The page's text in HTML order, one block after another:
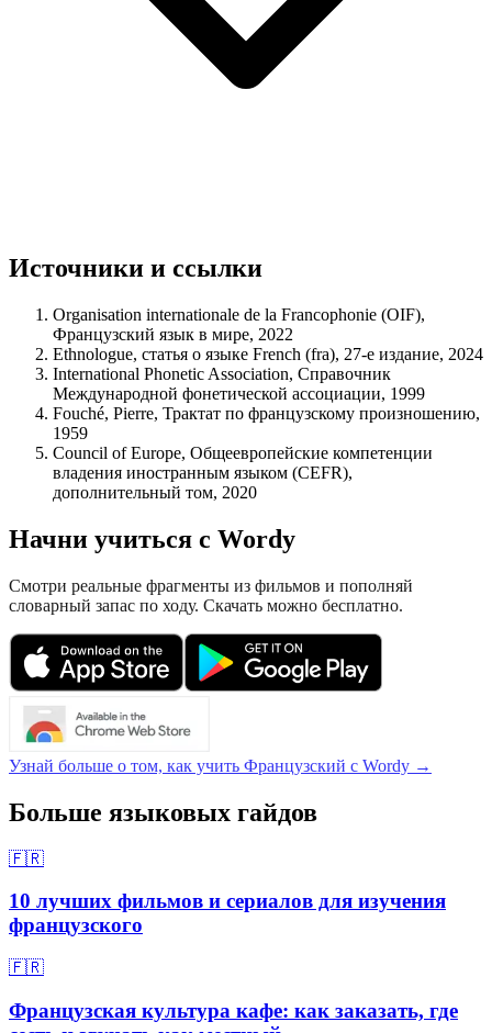
Источники и ссылки
Organisation internationale de la Francophonie (OIF),
Французский язык в мире, 2022
Ethnologue, статья о языке French (fra), 27-е издание, 2024
International Phonetic Association, Справочник
Международной фонетической ассоциации, 1999
Fouché, Pierre, Трактат по французскому произношению,
1959
Council of Europe, Общеевропейские компетенции
владения иностранным языком (CEFR),
дополнительный том, 2020
Начни учиться с Wordy
Смотри реальные фрагменты из фильмов и пополняй
словарный запас по ходу. Скачать можно бесплатно.
Узнай больше о том, как учить Французский с Wordy →
Больше языковых гайдов
🇫🇷
10 лучших фильмов и сериалов для изучения
французского
🇫🇷
Французская культура кафе: как заказать, где